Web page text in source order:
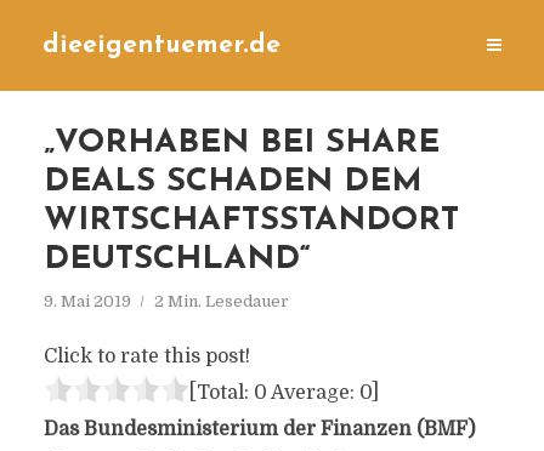
dieeigentuemer.de
„VORHABEN BEI SHARE
DEALS SCHADEN DEM
WIRTSCHAFTSSTANDORT
DEUTSCHLAND“
9. Mai 2019 2 Min. Lesedauer
Click to rate this post!
[Total: 0 Average: 0]
Das Bundesministerium der Finanzen (BMF)